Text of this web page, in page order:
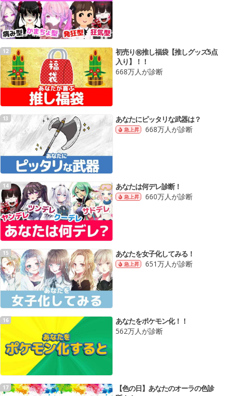
12
初売り㊗️推し福袋【推しグッズ5点
入り】！！
668万人が診断
13 あなたにピッタリな武器は？
急上昇 668万人が診断
14 あなたは何デレ診断！
急上昇 660万人が診断
15 あなたを女子化してみる！
急上昇 651万人が診断
16
あなたをポケモン化！！
562万人が診断
17
【色の日】あなたのオーラの色診